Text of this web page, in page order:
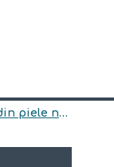
Adidasi mamici din piele naturala model LOVE